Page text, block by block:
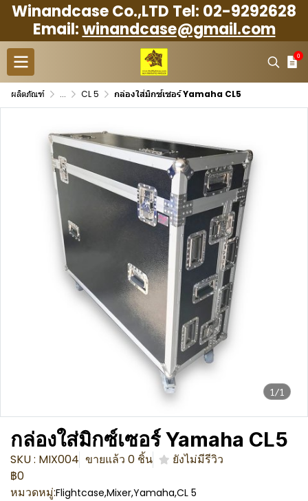
Winandcase Co.,LTD Tel: 02-9292628
Email:winandcase@gmail.com
0
ผลิตภัณฑ์ ... CL 5 กล่องใส่มิกซ์เซอร์ Yamaha CL5
1/1
กล่องใส่มิกซ์เซอร์ Yamaha CL5
SKU : MIX004 ขายแล้ว 0 ชิ้น
ยังไม่มีรีวิว
฿0
หมวดหมู่:Flightcase,Mixer,Yamaha,CL 5